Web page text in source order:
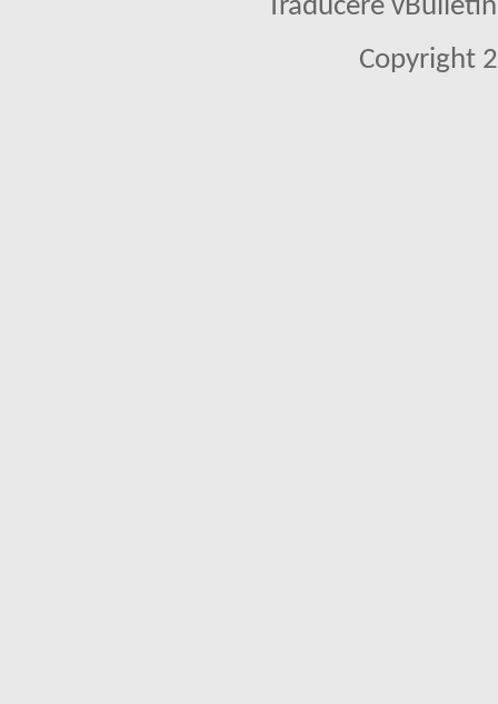
Traducere
Copyright